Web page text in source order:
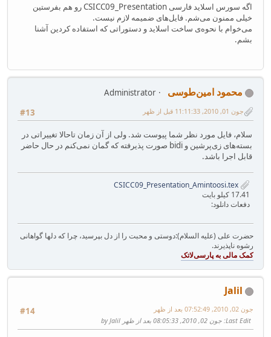
اگه سورس اسلاید فارسی CSICC09_Presentation رو هم بفرستین
خیلی ممنون می‌شم. فایل‌های ضمیمه لازم نیست.
می‌خوام با نحوه‌ی ساخت اسلاید و دستوراتی که استفاده کردین آشنا
بشم.
محمود امین‌طوسی
Administrator
#13
جون 01, 2010, 11:11:33 قبل از ظهر
سلام، فایل مورد نظر شما پیوست شد. ولی از آن زمان تاحالا تغییراتی در
بسته‌های زی‌پرشین و bidi صورت پذیرفته که گمان نمی‌کنم در حال حاضر
قابل اجرا باشد.
17.41 کیلو بایت
دفعات دانلود:
حضرت علی (علیه السلام):دوستی و محبت را از دل بپرسید، چرا که دلها گواهانی
رشوه ناپذیرند.
Jalil
#14
جون 02, 2010, 07:52:49 بعد از ظهر
Last Edit: جون 02, 2010, 08:05:33 بعد از ظهر by Jalil